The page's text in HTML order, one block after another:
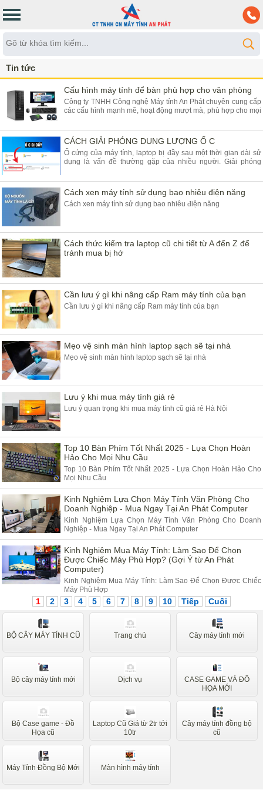
Tin tức
Cấu hình máy tính để bàn phù hợp cho văn phòng
Công ty TNHH Công nghệ Máy tính An Phát chuyên cung cấp
các cấu hình mạnh mẽ, hoạt động mượt mà, phù hợp cho mọi
CÁCH GIẢI PHÓNG DUNG LƯỢNG Ổ C
Ổ cứng của máy tính, laptop bị đầy sau một thời gian dài sử
dụng là vấn đề thường gặp của nhiều người. Giải phóng
Cách xen máy tính sử dụng bao nhiêu điện năng
Cách xen máy tính sử dụng bao nhiêu điện năng
Cách thức kiểm tra laptop cũ chi tiết từ A đến Z để
tránh mua bị hớ
Cần lưu ý gì khi nâng cấp Ram máy tính của bạn
Cần lưu ý gì khi nâng cấp Ram máy tính của bạn
Mẹo vệ sinh màn hình laptop sạch sẽ tại nhà
Mẹo vệ sinh màn hình laptop sạch sẽ tại nhà
Lưu ý khi mua máy tính giá rẻ
Lưu ý quan trọng khi mua máy tính cũ giá rẻ Hà Nội
Top 10 Bàn Phím Tốt Nhất 2025 - Lựa Chọn Hoàn
Hảo Cho Mọi Nhu Cầu
Top 10 Bàn Phím Tốt Nhất 2025 - Lựa Chọn Hoàn Hảo Cho
Mọi Nhu Cầu
Kinh Nghiệm Lựa Chọn Máy Tính Văn Phòng Cho
Doanh Nghiệp - Mua Ngay Tại An Phát Computer
Kinh Nghiệm Lựa Chọn Máy Tính Văn Phòng Cho Doanh
Nghiệp - Mua Ngay Tại An Phát Computer
Kinh Nghiệm Mua Máy Tính: Làm Sao Để Chọn
Được Chiếc Máy Phù Hợp? (Gợi Ý từ An Phát
Computer)
Kinh Nghiệm Mua Máy Tính: Làm Sao Để Chọn Được Chiếc
Máy Phù Hợp
1 2 3 4 5 6 7 8 9 10 Tiếp Cuối
BỘ CÂY MÁY TÍNH CŨ Trang chủ Cây máy tính mới
Bộ cây máy tính mới Dịch vụ
CASE GAME VÀ ĐỒ
HỌA MỚI
Bộ Case game - Đồ
Họa cũ
Laptop Cũ Giá từ 2tr tới
10tr
Cây máy tính đồng bộ
cũ
Máy Tính Đồng Bộ Mới Màn hình máy tính